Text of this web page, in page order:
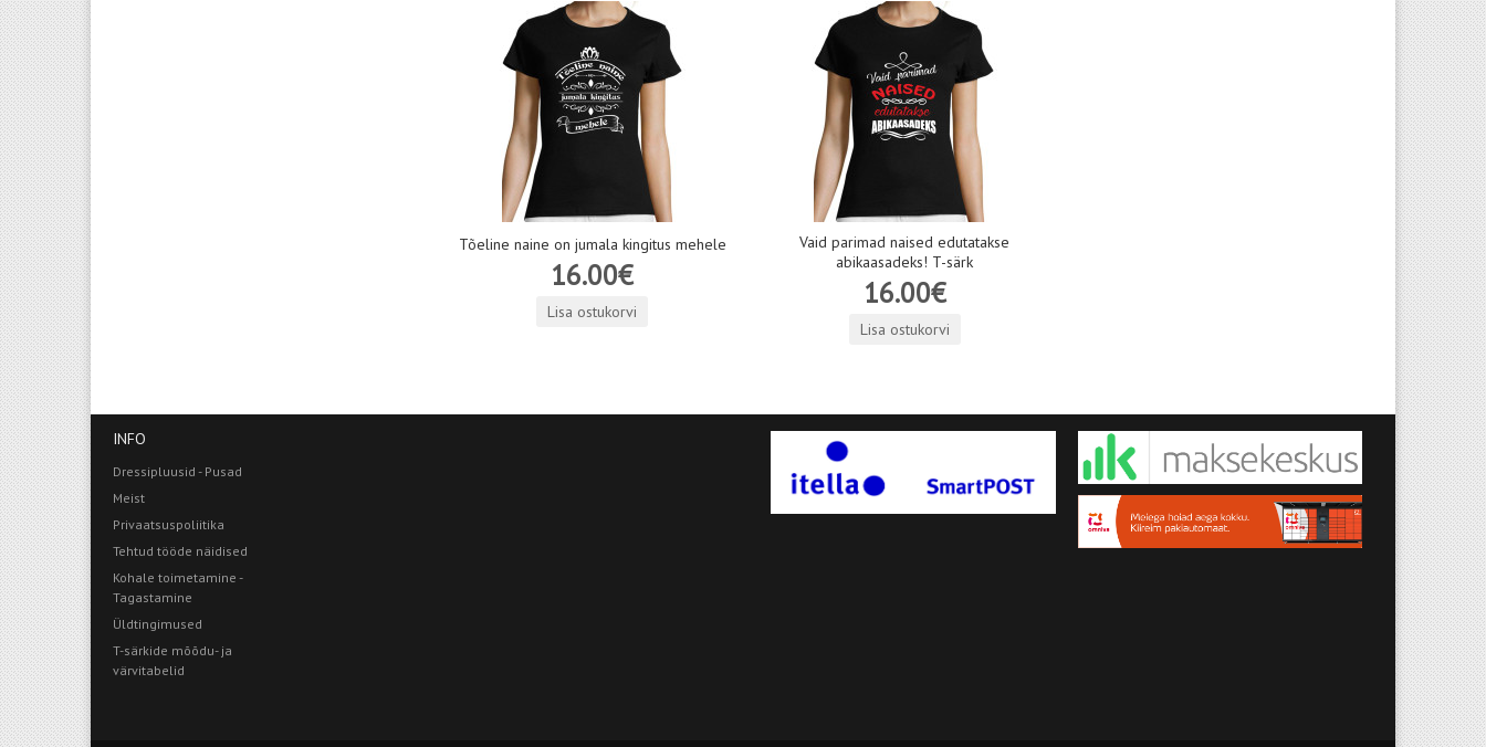
Tõeline naine on jumala kingitus mehele
16.00€
Lisa ostukorvi
Vaid parimad naised edutatakse
abikaasadeks! T-särk
16.00€
Lisa ostukorvi
INFO
Dressipluusid - Pusad
Meist
Privaatsuspoliitika
Tehtud tööde näidised
Kohale toimetamine -
Tagastamine
Üldtingimused
T-särkide mõõdu- ja
värvitabelid